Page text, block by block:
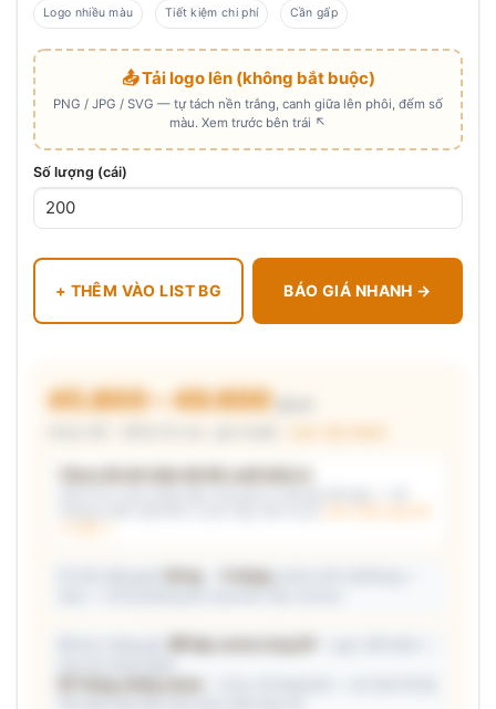
Logo nhiều màu Tiết kiệm chi phí Cần gấp
📤 Tải logo lên (không bắt buộc)
PNG / JPG / SVG — tự tách nền trắng, canh giữa lên phôi, đếm số
màu. Xem trước bên trái ↖
Số lượng (cái)
+ THÊM VÀO LIST BG BÁO GIÁ NHANH →
45.800 – 49.600